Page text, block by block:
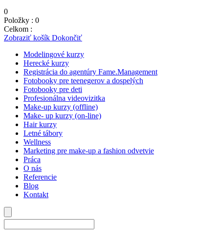
0
Položky : 0
Celkom :
Zobraziť košík Dokončiť
Modelingové kurzy
Herecké kurzy
Registrácia do agentúry Fame.Management
Fotobooky pre teenegerov a dospelých
Fotobooky pre deti
Profesionálna videovizitka
Make-up kurzy (offline)
Make- up kurzy (on-line)
Hair kurzy
Letné tábory
Wellness
Marketing pre make-up a fashion odvetvie
Práca
O nás
Referencie
Blog
Kontakt